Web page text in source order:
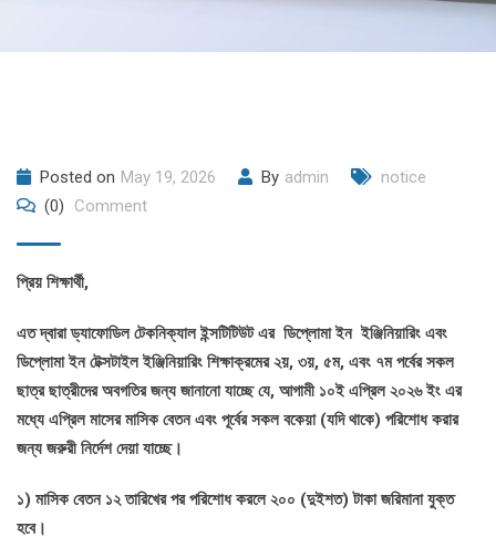
Posted on May 19, 2026 By admin
notice
(0)
Comment
প্রিয় শিক্ষার্থী,
এত দ্বারা ড্যাফোডিল টেকনিক্যাল ইন্সটিটিউট এর ডিপ্লোমা ইন ইঞ্জিনিয়ারিং এবং
ডিপ্লোমা ইন টেক্সটাইল ইঞ্জিনিয়ারিং শিক্ষাক্রমের ২য়, ৩য়, ৫ম, এবং ৭ম পর্বের সকল
ছাত্র ছাত্রীদের অবগতির জন্য জানানো যাচ্ছে যে, আগামী ১০ই এপ্রিল ২০২৬ ইং এর
মধ্যেএপ্রিলমাসের মাসিক বেতন এবং পূর্বের সকল বকেয়া (যদি থাকে) পরিশোধ করার
জন্য জরুরী নির্দেশ দেয়া যাচ্ছে।
১) মাসিক বেতন ১২ তারিখের পর পরিশোধ করলে ২০০ (দুইশত) টাকা জরিমানা যুক্ত
হবে।